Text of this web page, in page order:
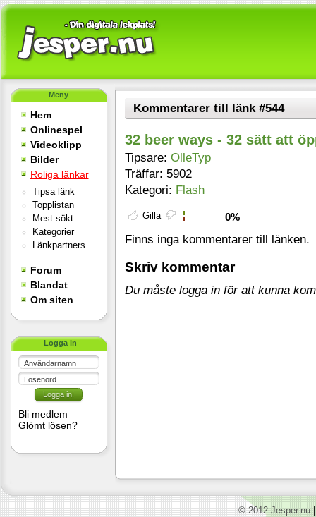
Meny
Hem
Onlinespel
Videoklipp
Bilder
Roliga länkar
Tipsa länk
Topplistan
Mest sökt
Kategorier
Länkpartners
Forum
Blandat
Om siten
Logga in
Användarnamn
Lösenord
Bli medlem
Glömt lösen?
Kommentarer till länk #544
32 beer ways - 32 sätt att
Tipsare: OlleTyp
Träffar: 5902
Kategori: Flash
Gilla 0%
Finns inga kommentarer till länken.
Skriv kommentar
Du måste logga in för att kunna
© 2012 Jesper.nu